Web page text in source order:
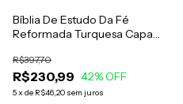
Bíblia De Estudo Da Fé
Reformada Turquesa Capa
R$230,99
R$397,70
42% OFF
5x de R$46,20 sem juros